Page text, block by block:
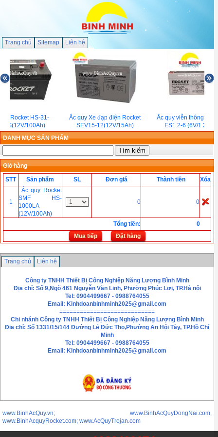
Trang chủ Sitemap Liên hệ
Rocket HS-31-
100Ah)
Ắc quy Xe đạp điện Rocket
SEV15-12(12V/15Ah)
Ắc quy viễn thông
ES1.2-6 (6V/1.2Ah)
DANH MỤC SẢN PHẨM
Giỏ hàng
STT
Sản phẩm SL Đơn giá Thành tiền Xóa
1
Ắc quy Rocket
SMF HS-
1000LA
(12V/100Ah)
0 0
Tổng tiền:
0
Mua tiếp
Đặt hàng
Trang chủ Liên hệ
Công ty TNHH Thiết Bị Công Nghiệp Năng Lượng Bình Minh
Địa chỉ: Số 9,Ngõ 461 Nguyễn Văn Linh, Phường Phúc Lơị, TP.Hà nội
Tel: 0904499667 - 0988764055
Email: Kinhdoanbinhminh2025@gmail.com
============================
Chi nhánh Công ty TNHH Thiết Bị Công Nghiệp Năng Lượng Bình Minh
Địa chỉ: Số 1331/15/144 Đường Lê Đức Thọ,Phường An Hội Tây, TP.Hồ Chí
Minh
Tel: 0904499667 - 0988764055
Email: Kinhdoanbinhminh2025@gmail.com
www.BinhAcQuy.vn; www.BinhAcQuyDongNai.com,
www.BinhAcquyRocket.com; www.AcQuyTrojan.com